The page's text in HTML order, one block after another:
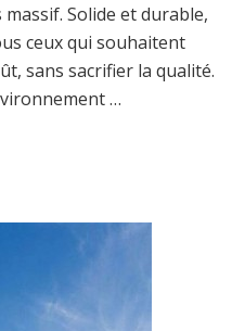
Solide et durable,
ceux qui souhaitent
sans sacrifier la qualité.
…